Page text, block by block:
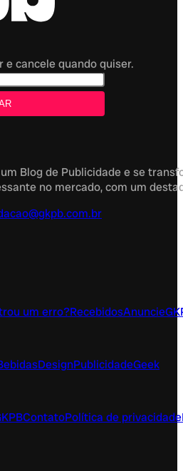
cancele quando quiser.
Blog de Publicidade e se
no mercado, com um
um erro?RecebidosAnuncie
DesignPublicidadeGeek
ContatoPolítica de privacidade